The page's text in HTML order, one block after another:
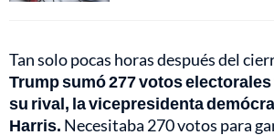
Tan solo pocas horas después del
Trump sumó 277 votos electorales
su rival, la vicepresidenta
Harris. Necesitaba 270 votos para